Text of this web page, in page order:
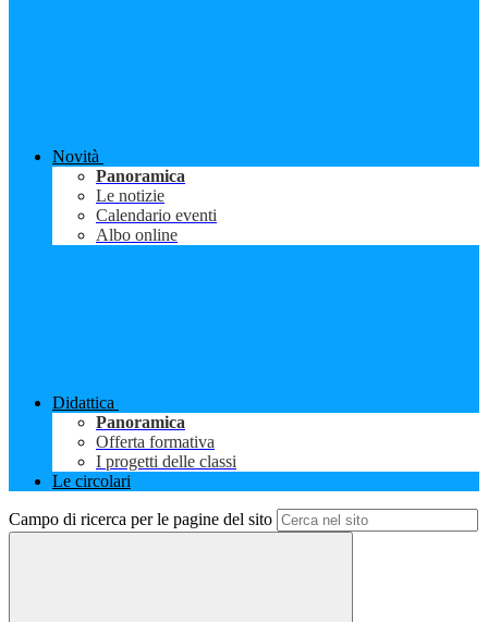
Novità
Panoramica
Le notizie
Calendario eventi
Albo online
Didattica
Panoramica
Offerta formativa
I progetti delle classi
Le circolari
Campo di ricerca per le pagine del sito